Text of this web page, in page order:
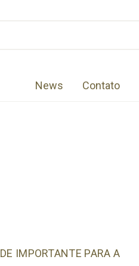
News Contato
IMPORTANTE PARA A